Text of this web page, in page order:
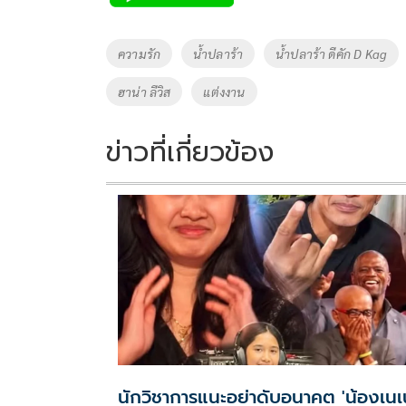
b
o
o
k
er y
Li
n
k
Tags
ความรัก น้ำปลาร้า น้ำปลาร้า ดีคัก D Kag
ฮาน่า ลีวิส แต่งงาน
ข่าวที่เกี่ยวข้อง
นักวิชาการแนะอย่าดับอนาคต 'น้องเน